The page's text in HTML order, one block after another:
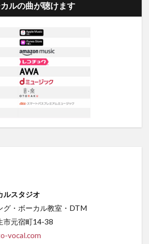
ルの曲が聴けます
ルスタジオ
グ・ボーカル教室・DTM
元宿町14-38
vocal.com